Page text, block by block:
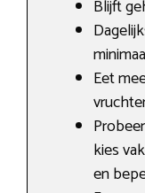
Blijft
Eet
kies
en